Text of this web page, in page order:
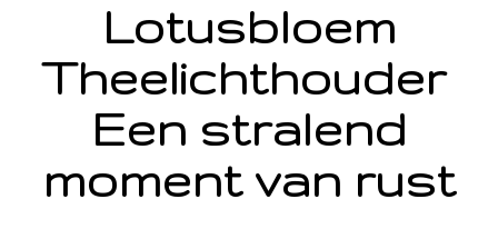
Lotusbloem
Theelichthouder
Een stralend
moment van rust